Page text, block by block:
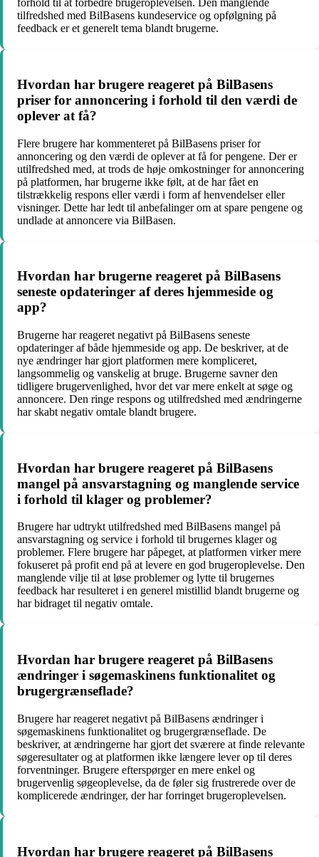
forhold til at forbedre brugeroplevelsen. Den manglende
tilfredshed med BilBasens kundeservice og opfølgning på
feedback er et generelt tema blandt brugerne.
Hvordan har brugere reageret på BilBasens
priser for annoncering i forhold til den værdi de
oplever at få?
Flere brugere har kommenteret på BilBasens priser for
annoncering og den værdi de oplever at få for pengene. Der er
utilfredshed med, at trods de høje omkostninger for annoncering
på platformen, har brugerne ikke følt, at de har fået en
tilstrækkelig respons eller værdi i form af henvendelser eller
visninger. Dette har ledt til anbefalinger om at spare pengene og
undlade at annoncere via BilBasen.
Hvordan har brugerne reageret på BilBasens
seneste opdateringer af deres hjemmeside og
app?
Brugerne har reageret negativt på BilBasens seneste
opdateringer af både hjemmeside og app. De beskriver, at de
nye ændringer har gjort platformen mere kompliceret,
langsommelig og vanskelig at bruge. Brugerne savner den
tidligere brugervenlighed, hvor det var mere enkelt at søge og
annoncere. Den ringe respons og utilfredshed med ændringerne
har skabt negativ omtale blandt brugere.
Hvordan har brugere reageret på BilBasens
mangel på ansvarstagning og manglende service
i forhold til klager og problemer?
Brugere har udtrykt utilfredshed med BilBasens mangel på
ansvarstagning og service i forhold til brugernes klager og
problemer. Flere brugere har påpeget, at platformen virker mere
fokuseret på profit end på at levere en god brugeroplevelse. Den
manglende vilje til at løse problemer og lytte til brugernes
feedback har resulteret i en generel mistillid blandt brugerne og
har bidraget til negativ omtale.
Hvordan har brugere reageret på BilBasens
ændringer i søgemaskinens funktionalitet og
brugergrænseflade?
Brugere har reageret negativt på BilBasens ændringer i
søgemaskinens funktionalitet og brugergrænseflade. De
beskriver, at ændringerne har gjort det sværere at finde relevante
søgeresultater og at platformen ikke længere lever op til deres
forventninger. Brugere efterspørger en mere enkel og
brugervenlig søgeoplevelse, da de føler sig frustrerede over de
komplicerede ændringer, der har forringet brugeroplevelsen.
Hvordan har brugere reageret på BilBasens